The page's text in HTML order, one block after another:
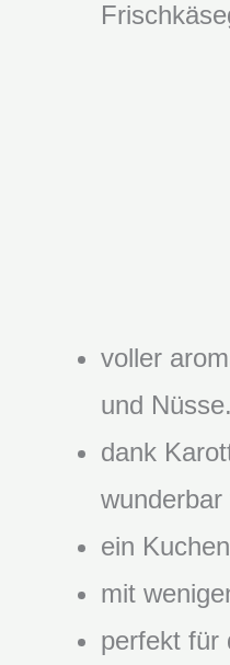
voller
und Nüsse.
dank
wunderbar
ein
mit
perfekt für